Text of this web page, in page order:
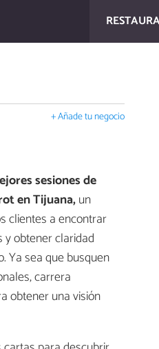
+ Añade tu negocio
sesiones de
en Tijuana,un
clientes a encontrar
obtener claridad
Ya sea que busquen
carrera
obtener una visión